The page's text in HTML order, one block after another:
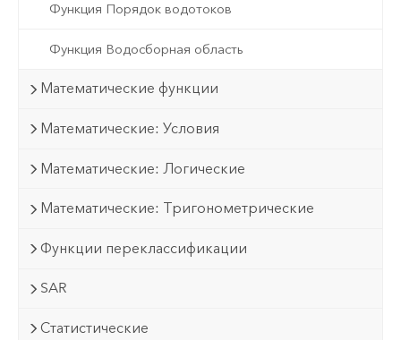
Функция Порядок водотоков
Функция Водосборная область
Математические функции
Математические: Условия
Математические: Логические
Математические: Тригонометрические
Функции переклассификации
SAR
Статистические